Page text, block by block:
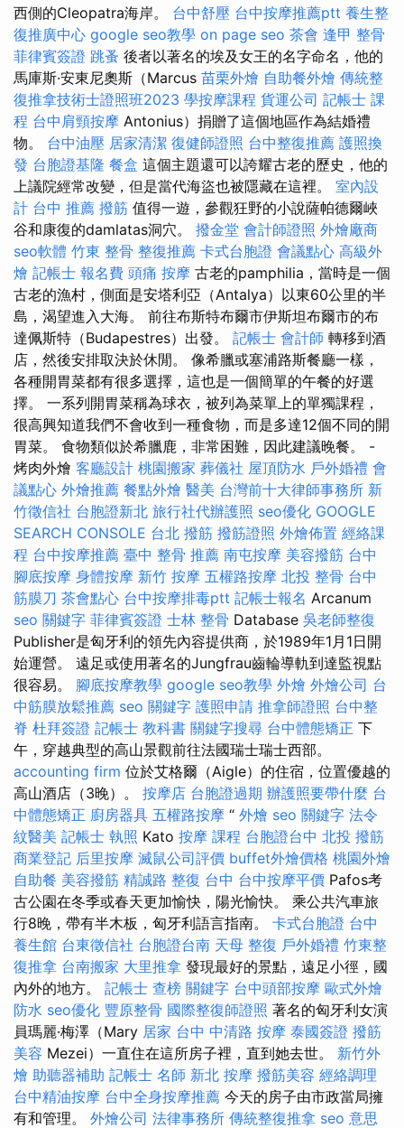
西側的Cleopatra海岸。 台中舒壓 台中按摩推薦ptt 養生整
復推廣中心 google seo教學 on page seo 茶會 逢甲 整骨
菲律賓簽證 跳蚤 後者以著名的埃及女王的名字命名，他的
馬庫斯·安東尼奧斯（Marcus 苗栗外燴 自助餐外燴 傳統整
復推拿技術士證照班2023 學按摩課程 貨運公司 記帳士 課
程 台中肩頸按摩 Antonius）捐贈了這個地區作為結婚禮
物。 台中油壓 居家清潔 復健師證照 台中整復推薦 護照換
發 台胞證基隆 餐盒 這個主題還可以誇耀古老的歷史，他的
上議院經常改變，但是當代海盜也被隱藏在這裡。 室內設
計 台中 推薦 撥筋 值得一遊，參觀狂野的小說薩帕德爾峽
谷和康復的damlatas洞穴。 撥金堂 會計師證照 外燴廠商
seo軟體 竹東 整骨 整復推薦 卡式台胞證 會議點心 高級外
燴 記帳士 報名費 頭痛 按摩 古老的pamphilia，當時是一個
古老的漁村，側面是安塔利亞（Antalya）以東60公里的半
島，渴望進入大海。 前往布斯特布爾市伊斯坦布爾市的布
達佩斯特（Budapestres）出發。 記帳士 會計師 轉移到酒
店，然後安排取決於休閒。 像希臘或塞浦路斯餐廳一樣，
各種開胃菜都有很多選擇，這也是一個簡單的午餐的好選
擇。 一系列開胃菜稱為球衣，被列為菜單上的單獨課程，
很高興知道我們不會收到一種食物，而是多達12個不同的開
胃菜。 食物類似於希臘鹿，非常困難，因此建議晚餐。 -
烤肉外燴 客廳設計 桃園搬家 葬儀社 屋頂防水 戶外婚禮 會
議點心 外燴推薦 餐點外燴 醫美 台灣前十大律師事務所 新
竹徵信社 台胞證新北 旅行社代辦護照 seo優化 GOOGLE
SEARCH CONSOLE 台北 撥筋 撥筋證照 外燴佈置 經絡課
程 台中按摩推薦 臺中 整骨 推薦 南屯按摩 美容撥筋 台中
腳底按摩 身體按摩 新竹 按摩 五權路按摩 北投 整骨 台中
筋膜刀 茶會點心 台中按摩排毒ptt 記帳士報名 Arcanum
seo 關鍵字 菲律賓簽證 士林 整骨 Database 吳老師整復
Publisher是匈牙利的領先內容提供商，於1989年1月1日開
始運營。 遠足或使用著名的Jungfrau齒輪導軌到達監視點
很容易。 腳底按摩教學 google seo教學 外燴 外燴公司 台
中筋膜放鬆推薦 seo 關鍵字 護照申請 推拿師證照 台中整
脊 杜拜簽證 記帳士 教科書 關鍵字搜尋 台中體態矯正 下
午，穿越典型的高山景觀前往法國瑞士瑞士西部。
accounting firm 位於艾格爾（Aigle）的住宿，位置優越的
高山酒店（3晚）。 按摩店 台胞證過期 辦護照要帶什麼 台
中體態矯正 廚房器具 五權路按摩 “ 外燴 seo 關鍵字 法令
紋醫美 記帳士 執照 Kato 按摩 課程 台胞證台中 北投 撥筋
商業登記 后里按摩 滅鼠公司評價 buffet外燴價格 桃園外燴
自助餐 美容撥筋 精誠路 整復 台中 台中按摩平價 Pafos考
古公園在冬季或春天更加愉快，陽光愉快。 乘公共汽車旅
行8晚，帶有半木板，匈牙利語言指南。 卡式台胞證 台中
養生館 台東徵信社 台胞證台南 天母 整復 戶外婚禮 竹東整
復推拿 台南搬家 大里推拿 發現最好的景點，遠足小徑，國
內外的地方。 記帳士 查榜 關鍵字 台中頭部按摩 歐式外燴
防水 seo優化 豐原整骨 國際整復師證照 著名的匈牙利女演
員瑪麗·梅澤（Mary 居家 台中 中清路 按摩 泰國簽證 撥筋
美容 Mezei）一直住在這所房子裡，直到她去世。 新竹外
燴 助聽器補助 記帳士 名師 新北 按摩 撥筋美容 經絡調理
台中精油按摩 台中全身按摩推薦 今天的房子由市政當局擁
有和管理。 外燴公司 法律事務所 傳統整復推拿 seo 意思